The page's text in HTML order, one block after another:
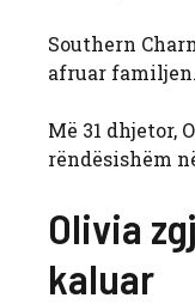
Southern
afruar familjen.
Më 31
rëndësishëm
Olivia
kaluar